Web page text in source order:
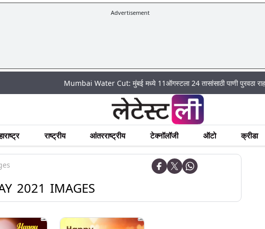
Advertisement
Mumbai Water Cut: मुंबई मध्ये 11ऑगस्टला 24 तासांसाठी पाणी पुरवठा राहणार बंद;
राष्ट्रीय आंतरराष्ट्रीय टेक्नॉलॉजी ऑटो क्रीडा
2021 IMAGES